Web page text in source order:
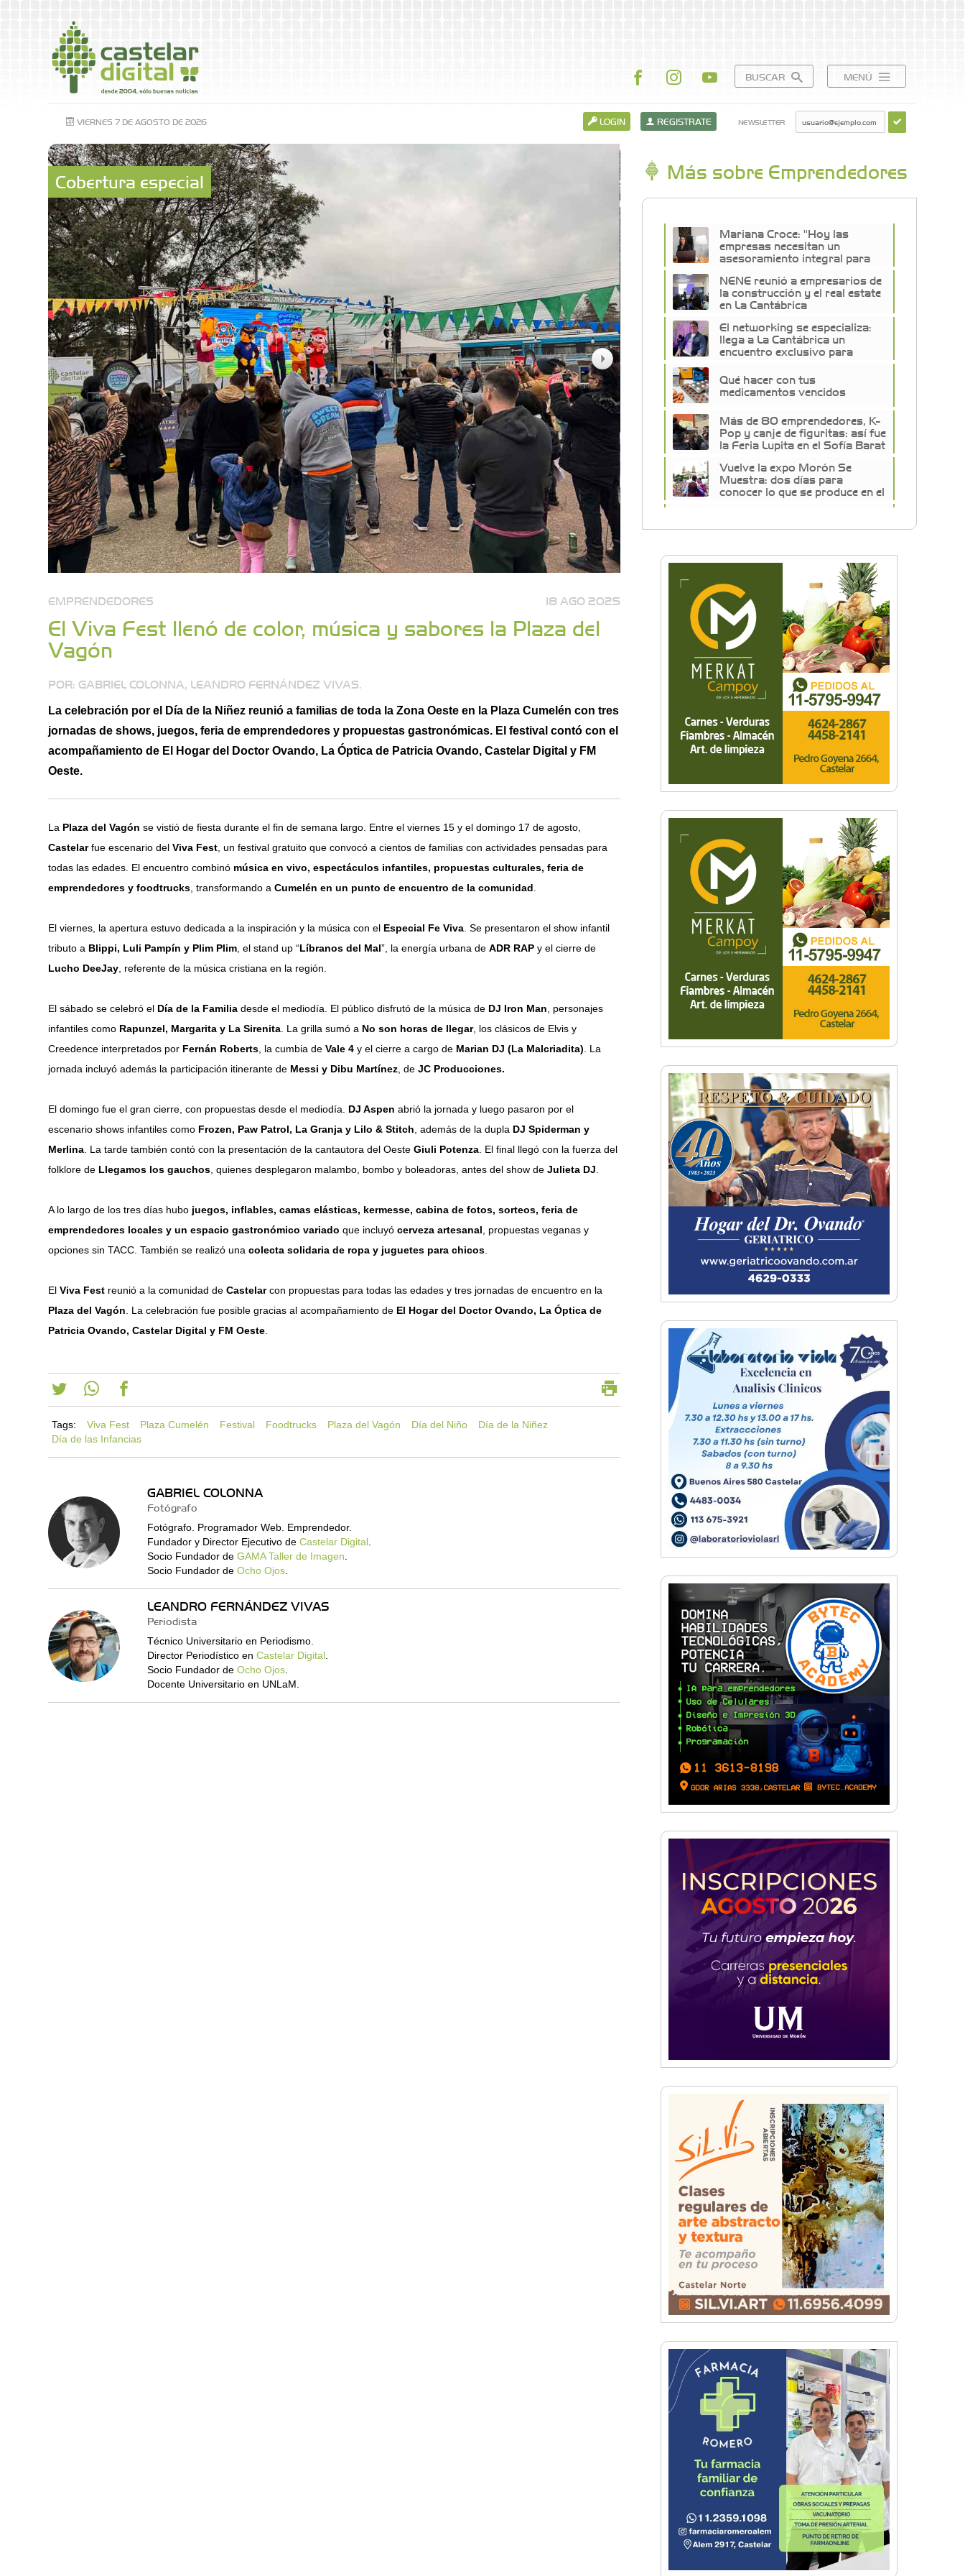
BUSCAR MENÚ
VIERNES 7 DE AGOSTO DE 2026 LOGIN REGISTRATE NEWSLETTER
Cobertura especial
EMPRENDEDORES 18 AGO 2025
El Viva Fest llenó de color, música y sabores la Plaza del
Vagón
POR: GABRIEL COLONNA, LEANDRO FERNÁNDEZ VIVAS.
La celebración por el Día de la Niñez reunió a familias de toda la Zona Oeste en la Plaza Cumelén con tres
jornadas de shows, juegos, feria de emprendedores y propuestas gastronómicas. El festival contó con el
acompañamiento de El Hogar del Doctor Ovando, La Óptica de Patricia Ovando, Castelar Digital y FM
Oeste.
La Plaza del Vagón se vistió de fiesta durante el fin de semana largo. Entre el viernes 15 y el domingo 17 de agosto,
Castelarfue escenario delViva Fest , un festival gratuito que convocó a cientos de familias con actividades pensadas para
todas las edades. El encuentro combinó música en vivo, espectáculos infantiles, propuestas culturales, feria de
emprendedores y foodtrucks , transformando aCumelén en un punto de encuentro de la comunidad
El viernes, la apertura estuvo dedicada a la inspiración y la música con el Especial Fe Viva . Se presentaron el show infantil
tributo a Blippi, Luli Pampín y Plim Plim , el stand up “Líbranos del Mal”, la energía urbana deADR RAP y el cierre de
Lucho DeeJay , referente de la música cristiana en la región.
El sábado se celebró el Día de la Familia desde el mediodía. El público disfrutó de la música de DJ Iron Man , personajes
infantiles como Rapunzel, Margarita y La Sirenita . La grilla sumó a No son horas de llegar, los clásicos de Elvis y
Creedence interpretados por Fernán Roberts , la cumbia deVale 4 y el cierre a cargo de Marian DJ (La Malcriadita) . La
jornada incluyó además la participación itinerante de Messi y Dibu Martínez , deJC Producciones.
El domingo fue el gran cierre, con propuestas desde el mediodía. DJ Aspen abrió la jornada y luego pasaron por el
escenario shows infantiles como Frozen, Paw Patrol, La Granja y Lilo & Stitch , además de la dupla DJ Spiderman y
Merlina . La tarde también contó con la presentación de la cantautora del OesteGiuli Potenza . El final llegó con la fuerza del
folklore de Llegamos los gauchos , quienes desplegaron malambo, bombo y boleadoras, antes del show deJulieta DJ
A lo largo de los tres días hubo juegos, inflables, camas elásticas, kermesse, cabina de fotos, sorteos, feria de
emprendedores locales y un espacio gastronómico variado que incluyócerveza artesanal , propuestas veganas y
opciones sin TACC. También se realizó unacolecta solidaria de ropa y juguetes para chicos
El Viva Fest reunió a la comunidad deCastelarcon propuestas para todas las edades y tres jornadas de encuentro en la
Plaza del Vagón . La celebración fue posible gracias al acompañamiento de El Hogar del Doctor Ovando, La Óptica de
Patricia Ovando, Castelar Digital y FM Oeste
Tags: Viva Fest Plaza Cumelén Festival Foodtrucks Plaza del Vagón Día del Niño
Día de la Niñez
Día de las Infancias
GABRIEL COLONNA
Fotógrafo
Fotógrafo. Programador Web. Emprendedor.
Fundador y Director Ejecutivo de Castelar Digital.
Socio Fundador de GAMA Taller de Imagen
Socio Fundador de Ocho Ojos.
LEANDRO FERNÁNDEZ VIVAS
Periodista
Técnico Universitario en Periodismo.
Director Periodístico en Castelar Digital.
Socio Fundador de Ocho Ojos.
Docente Universitario en UNLaM.
Más sobre Emprendedores
Mariana Croce: "Hoy las
empresas necesitan un
asesoramiento integral para
NENE reunió a empresarios de
la construcción y el real estate
en La Cantábrica
El networking se especializa:
llega a La Cantábrica un
encuentro exclusivo para
Qué hacer con tus
medicamentos vencidos
Más de 80 emprendedores, K-
Pop y canje de figuritas: así fue
la Feria Lupita en el Sofía Barat
Vuelve la expo Morón Se
Muestra: dos días para
conocer lo que se produce en el
Venezolano: Tequeños, la
Build With AI: Google
Developer Groups Castelar
llevó charlas de IA a BYTEC
Lunettes de vegetales y
corazón de mozzarella: El paso
a paso para una pasta de autor
Una organización en
expansión: Pamela Álvarez y
su enfoque integral en seguros
La mejor berenjena en
escabeche está en la Zona
Oeste
Viva Fest llenó la plaza San
Martín de Haedo con música,